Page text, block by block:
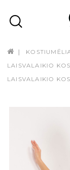
LAISVALAIKIO
LAISVALAIKIO